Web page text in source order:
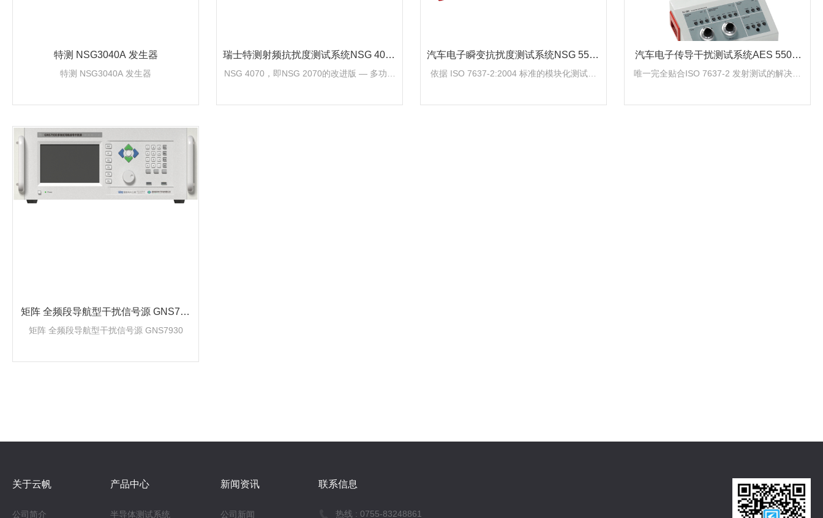
特测 NSG3040A 发生器
特测 NSG3040A 发生器
瑞士特测射频抗扰度测试系统NSG 4070
-云帆兴烨
NSG 4070，即NSG 2070的改进版 — 多功能
汽车电子瞬变抗扰度测试系统NSG 5500
-云帆兴烨
依据 ISO 7637-2:2004 标准的模块化测试系
汽车电子传导干扰测试系统AES 5501-
云帆兴烨
唯一完全贴合ISO 7637-2 发射测试的解决方
矩阵 全频段导航型干扰信号源 GNS793
0
矩阵 全频段导航型干扰信号源 GNS7930
关于云帆
公司简介
产品中心
半导体测试系统
新闻资讯
公司新闻
联系信息
热线 : 0755-83248861